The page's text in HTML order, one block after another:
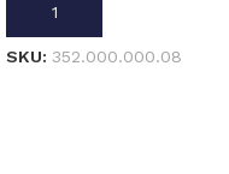
AJOUTER AU PANIER
SKU: 352.000.000.08